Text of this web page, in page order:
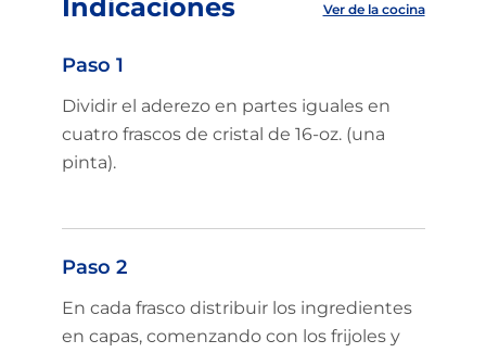
Indicaciones Ver de la cocina
Paso 1
Dividir el aderezo en partes iguales en
cuatro frascos de cristal de 16-oz. (una
pinta).
Paso 2
En cada frasco distribuir los ingredientes
en capas, comenzando con los frijoles y